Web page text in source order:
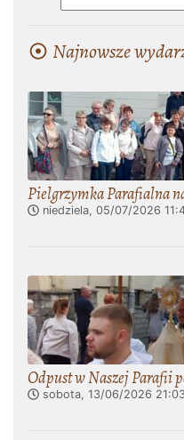
Najnowsze
Pielgrzymka Parafialna
niedziela, 05/07/2026
Odpust w Naszej Parafii
sobota, 13/06/2026